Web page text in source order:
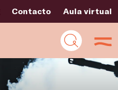
Contacto Aula virtual